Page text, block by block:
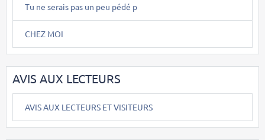
Tu ne serais pas un peu pédé p
CHEZ MOI
AVIS AUX LECTEURS
AVIS AUX LECTEURS ET VISITEURS